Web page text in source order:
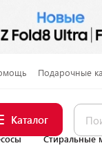
Подарочные
Каталог